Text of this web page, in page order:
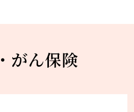
がん保険